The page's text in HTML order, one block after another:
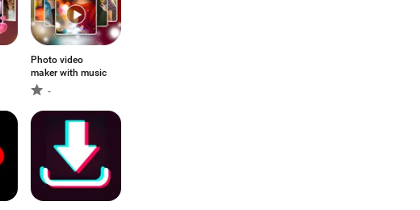
Photo video
maker with music
-